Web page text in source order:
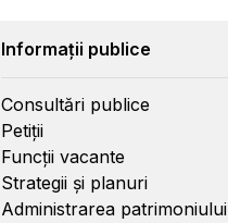
Informații publice
Consultări publice
Petiții
Funcții vacante
Strategii și planuri
Administrarea patrimoniului